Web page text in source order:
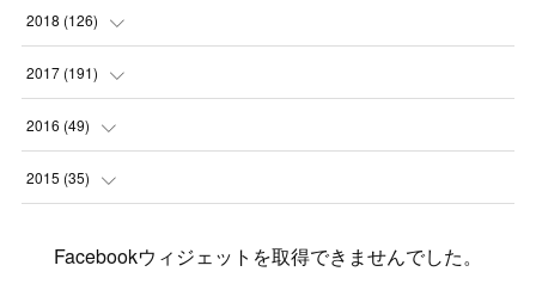
(1)
(5)
(8)
(8)
(6)
(1)
(3)
(5)
(3)
(3)
(9)
(7)
(4
(6)
(1)
(2)
(6
(7
(15)
2018 (126)
(6)
(12 )
(7
2017 (191)
(12 )
(11 )
2016 (49)
(2
2015 (35)
Facebookウィジェットを取得できませんでした。